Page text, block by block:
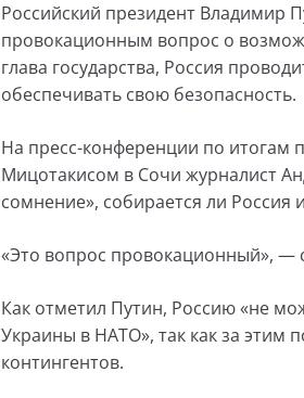
Российский президент Владимир
провокационным вопрос о
глава государства, Россия
обеспечивать свою безопасность.
На пресс-конференции по итогам
Мицотакисом в Сочи журналист
сомнение», собирается ли Россия
«Это вопрос провокационный», —
Как отметил Путин, Россию «не
Украины в НАТО», так как за этим
контингентов.